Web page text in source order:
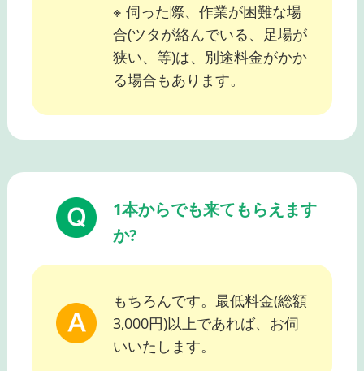
※ 伺った際、作業が困難な場
合(ツタが絡んでいる、足場が
狭い、等)は、別途料金がかか
る場合もあります。
1本からでも来てもらえます
か?
もちろんです。最低料金(総額
3,000円)以上であれば、お伺
いいたします。